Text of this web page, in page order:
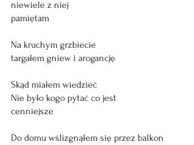
niewiele z niej
pamiętam
Na kruchym grzbiecie
targałem gniew i arogancję
Skąd miałem wiedzieć
Nie było kogo pytać co jest
cenniejsze
Do domu wślizgnąłem się przez balkon